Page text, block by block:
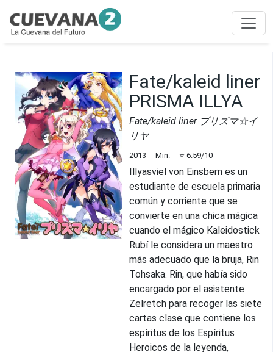
Fate/kaleid liner
PRISMA ILLYA
Fate/kaleid liner プリズマ☆イ
リヤ
2013 Min. ⭐ 6.59/10
Illyasviel von Einsbern es un
estudiante de escuela primaria
común y corriente que se
convierte en una chica mágica
cuando el mágico Kaleidostick
Rubí le considera un maestro
más adecuado que la bruja, Rin
Tohsaka. Rin, que había sido
encargado por el asistente
Zelretch para recoger las siete
cartas clase que contiene los
espíritus de los Espíritus
Heroicos de la leyenda,